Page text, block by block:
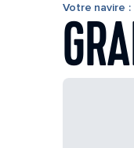
Votre navire :